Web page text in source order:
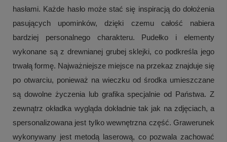
hasłami. Każde hasło może stać się inspiracją do dołożenia
pasujących upominków, dzięki czemu całość nabiera
bardziej personalnego charakteru. Pudełko i elementy
wykonane są z drewnianej grubej sklejki, co podkreśla jego
trwałą formę. Najważniejsze miejsce na przekaz znajduje się
po otwarciu, ponieważ na wieczku od środka umieszczane
są dowolne życzenia lub grafika specjalnie od Państwa. Z
zewnątrz okładka wygląda dokładnie tak jak na zdjęciach, a
spersonalizowana jest tylko wewnętrzna część. Grawerunek
wykonywany jest metodą laserową, co pozwala zachować